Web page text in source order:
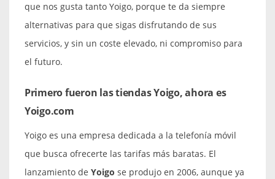
que nos gusta tanto Yoigo, porque te da siempre
alternativas para que sigas disfrutando de sus
servicios, y sin un coste elevado, ni compromiso para
el futuro.
Primero fueron las tiendas Yoigo, ahora es
Yoigo.com
Yoigo es una empresa dedicada a la telefonía móvil
que busca ofrecerte las tarifas más baratas. El
lanzamiento de Yoigo se produjo en 2006, aunque ya